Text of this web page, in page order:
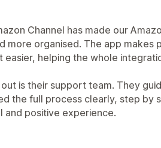
Channel has made our
more organised. The app makes
easier, helping the whole
is their support team. They
the full process clearly, step by
and positive experience.